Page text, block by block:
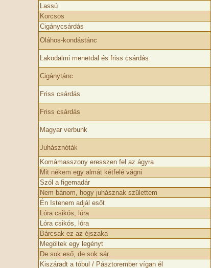
Lassú
Korcsos
Cigánycsárdás
Oláhos-kondástánc
Lakodalmi menetdal és friss csárdás
Cigánytánc
Friss csárdás
Friss csárdás
Magyar verbunk
Juhásznóták
Komámasszony eresszen fel az ágyra
Mit nékem egy almát kétfelé vágni
Szól a figemadár
Nem bánom, hogy juhásznak születtem
Én Istenem adjál esőt
Lóra csikós, lóra
Lóra csikós, lóra
Bárcsak ez az éjszaka
Megöltek egy legényt
De sok eső, de sok sár
Kiszáradt a tóbul / Pásztorember vígan él